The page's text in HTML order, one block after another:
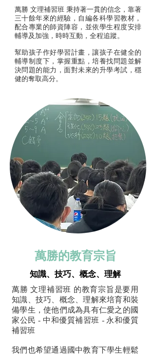
萬勝 文理補習班 秉持著一貫的信念，靠著
三十餘年來的經驗，自編各科學習教材，
配合專業的師資陣容，並依學生程度安排
輔導及加強，時時互動，全程追蹤。
幫助孩子作好學習計畫，讓孩子在健全的
輔導制度下，掌握重點，培養找問題並解
決問題的能力，面對未來的升學考試，穩
健的奪取高分。
萬勝的教育宗旨
知識、技巧、概念、理解
萬勝 文理補習班 的教育宗旨是要用
知識、技巧、概念、理解來培育和裝
備學生，使他們成為具有仁愛之的國
家公民 - 中和優質補習班 - 永和優質
補習班
我們也希望通過國中教育下學生輕鬆